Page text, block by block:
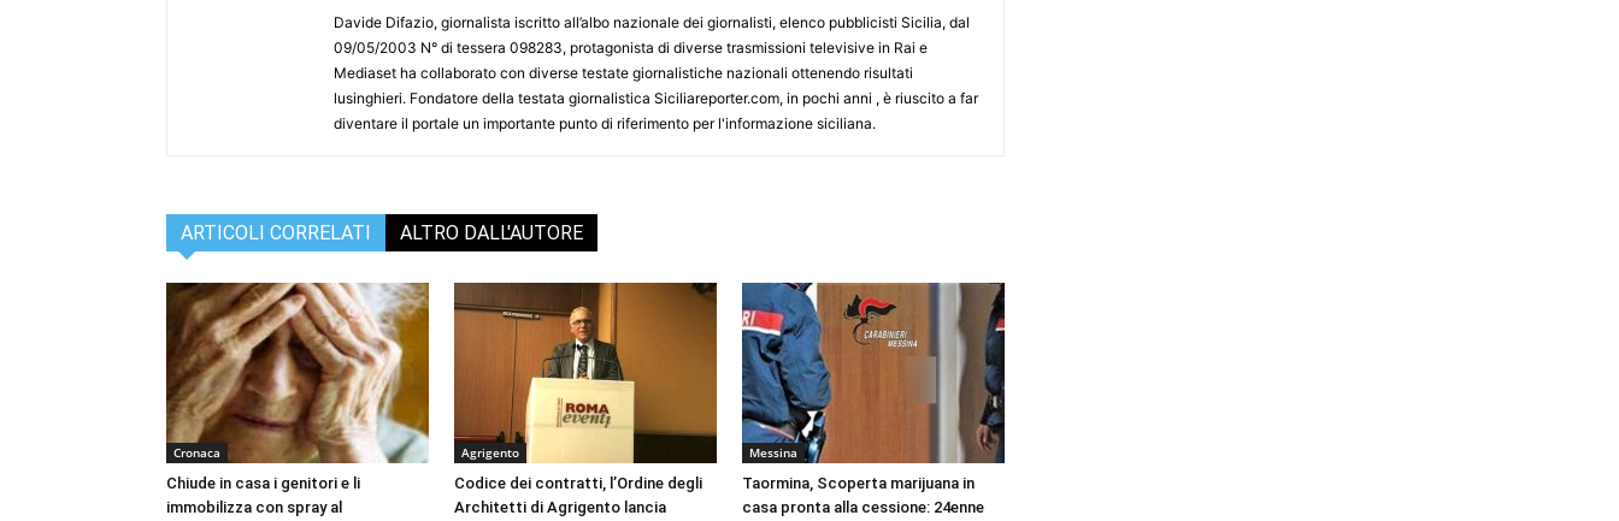
Davide Difazio, giornalista iscritto all’albo nazionale dei giornalisti, elenco pubblicisti Sicilia, dal
09/05/2003 N° di tessera 098283, protagonista di diverse trasmissioni televisive in Rai e
Mediaset ha collaborato con diverse testate giornalistiche nazionali ottenendo risultati
lusinghieri. Fondatore della testata giornalistica Siciliareporter.com, in pochi anni , è riuscito a far
diventare il portale un importante punto di riferimento per l'informazione siciliana.
ARTICOLI CORRELATI ALTRO DALL'AUTORE
Cronaca
Chiude in casa i genitori e li
immobilizza con spray al
Agrigento
Codice dei contratti, l’Ordine degli
Architetti di Agrigento lancia
Messina
Taormina, Scoperta marijuana in
casa pronta alla cessione: 24enne